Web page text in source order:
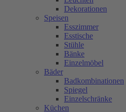
Dekorationen
Speisen
Esszimmer
Esstische
Stühle
Bänke
Einzelmöbel
Bäder
Badkombinationen
Spiegel
Einzelschränke
Küchen